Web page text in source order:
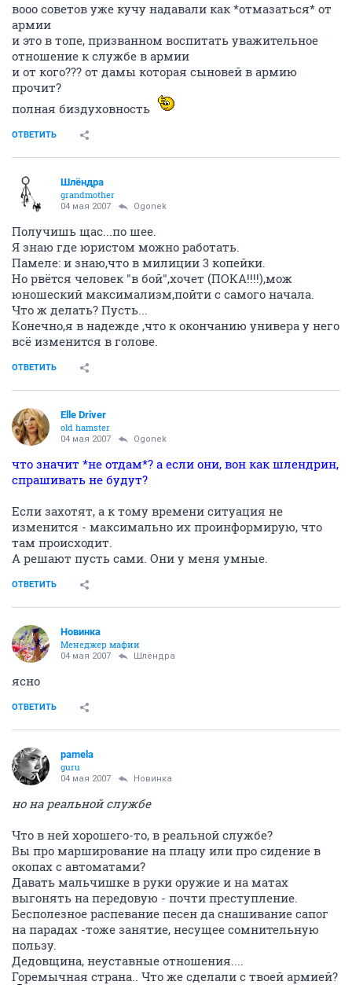
вооо советов уже кучу надавали как *отмазаться* от
армии
и это в топе, призванном воспитать уважительное
отношение к службе в армии
и от кого??? от дамы которая сыновей в армию
прочит?
полная биздуховность
ОТВЕТИТЬ
Шлёндра
grandmother
04 мая 2007 Ogonek
Получишь щас...по шее.
Я знаю где юристом можно работать.
Памеле: и знаю,что в милиции 3 копейки.
Но рвётся человек "в бой",хочет (ПОКА!!!!),мож
юношеский максимализм,пойти с самого начала.
Что ж делать? Пусть...
Конечно,я в надежде ,что к окончанию универа у него
всё изменится в голове.
ОТВЕТИТЬ
Elle Driver
old hamster
04 мая 2007 Ogonek
что значит *не отдам*? а если они, вон как шлендрин,
спрашивать не будут?
Если захотят, а к тому времени ситуация не
изменится - максимально их проинформирую, что
там происходит.
А решают пусть сами. Они у меня умные.
ОТВЕТИТЬ
Новинка
Менеджер мафии
04 мая 2007 Шлёндра
ясно
ОТВЕТИТЬ
pamela
guru
04 мая 2007 Новинка
но на реальной службе
Что в ней хорошего-то, в реальной службе?
Вы про марширование на плацу или про сидение в
окопах с автоматами?
Давать мальчишке в руки оружие и на матах
выгонять на передовую - почти преступление.
Бесполезное распевание песен да снашивание сапог
на парадах -тоже занятие, несущее сомнительную
пользу.
Дедовщина, неуставные отношения....
Горемычная страна.. Что же сделали с твоей армией?